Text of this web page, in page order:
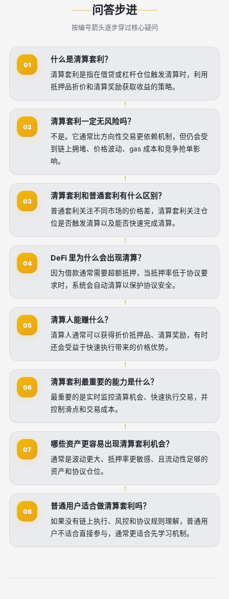
问答步进
按编号箭头逐步穿过核心疑问
01
什么是清算套利？
清算套利是指在借贷或杠杆仓位触发清算时，利用
抵押品折价和清算奖励获取收益的策略。
02
清算套利一定无风险吗？
不是。它通常比方向性交易更依赖机制，但仍会受
到链上拥堵、价格波动、gas 成本和竞争抢单影
响。
03
清算套利和普通套利有什么区别？
普通套利关注不同市场的价格差，清算套利关注仓
位是否触发清算以及能否快速完成清算。
04
DeFi 里为什么会出现清算？
因为借款通常需要超额抵押，当抵押率低于协议要
求时，系统会自动清算以保护协议安全。
05
清算人能赚什么？
清算人通常可以获得折价抵押品、清算奖励，有时
还会受益于快速执行带来的价格优势。
06
清算套利最重要的能力是什么？
最重要的是实时监控清算机会、快速执行交易，并
控制滑点和交易成本。
07
哪些资产更容易出现清算套利机会？
通常是波动更大、抵押率更敏感、且流动性足够的
资产和协议仓位。
08
普通用户适合做清算套利吗？
如果没有链上执行、风控和协议规则理解，普通用
户不适合直接参与，通常更适合先学习机制。